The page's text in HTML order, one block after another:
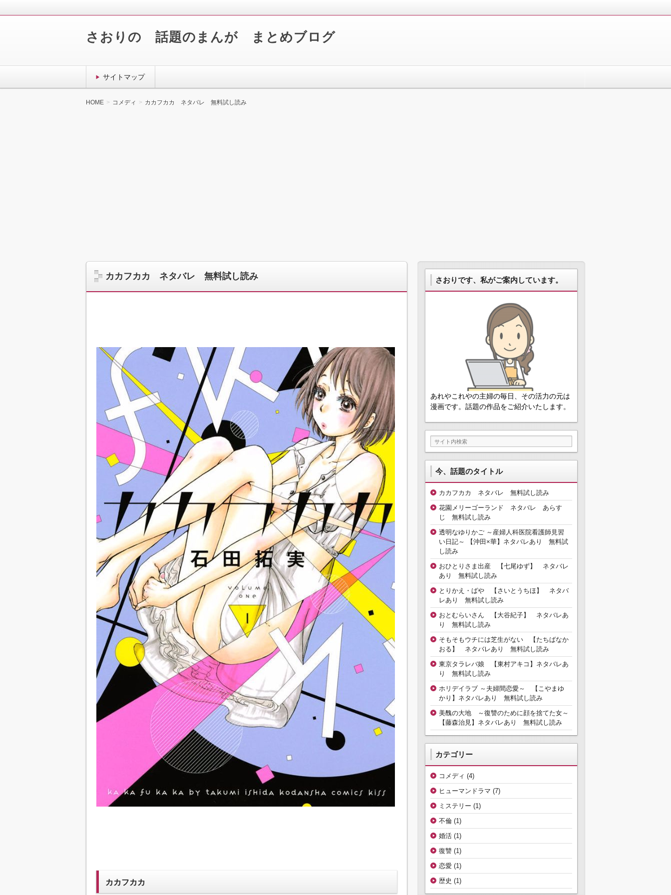
さおりの 話題のまんが まとめブログ
サイトマップ
HOME コメディ カカフカカ ネタバレ 無料試し読み
カカフカカ ネタバレ 無料試し読み
カカフカカ
さおりです、私がご案内しています。
あれやこれやの主婦の毎日、その活力の元は
漫画です。話題の作品をご紹介いたします。
今、話題のタイトル
カカフカカ ネタバレ 無料試し読み
花園メリーゴーランド ネタバレ あらす
じ 無料試し読み
透明なゆりかご ～産婦人科医院看護師見習
い日記～ 【沖田×華】ネタバレあり 無料試
し読み
おひとりさま出産 【七尾ゆず】 ネタバレ
あり 無料試し読み
とりかえ・ばや 【さいとうちほ】 ネタバ
レあり 無料試し読み
おとむらいさん 【大谷紀子】 ネタバレあ
り 無料試し読み
そもそもウチには芝生がない 【たちばなか
おる】 ネタバレあり 無料試し読み
東京タラレバ娘 【東村アキコ】ネタバレあ
り 無料試し読み
ホリデイラブ ～夫婦間恋愛～ 【こやまゆ
かり】ネタバレあり 無料試し読み
美醜の大地 ～復讐のために顔を捨てた女～
【藤森治見】ネタバレあり 無料試し読み
カテゴリー
コメディ (4)
ヒューマンドラマ (7)
ミステリー (1)
不倫 (1)
婚活 (1)
復讐 (1)
恋愛 (1)
歴史 (1)